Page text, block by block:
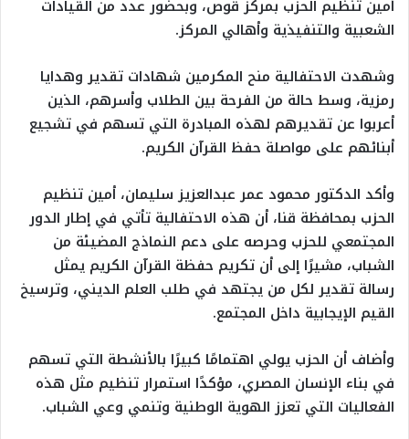
أمين تنظيم الحزب بمركز قوص، وبحضور عدد من القيادات
الشعبية والتنفيذية وأهالي المركز.
وشهدت الاحتفالية منح المكرمين شهادات تقدير وهدايا
رمزية، وسط حالة من الفرحة بين الطلاب وأسرهم، الذين
أعربوا عن تقديرهم لهذه المبادرة التي تسهم في تشجيع
أبنائهم على مواصلة حفظ القرآن الكريم.
وأكد الدكتور محمود عمر عبدالعزيز سليمان، أمين تنظيم
الحزب بمحافظة قنا، أن هذه الاحتفالية تأتي في إطار الدور
المجتمعي للحزب وحرصه على دعم النماذج المضيئة من
الشباب، مشيرًا إلى أن تكريم حفظة القرآن الكريم يمثل
رسالة تقدير لكل من يجتهد في طلب العلم الديني، وترسيخ
القيم الإيجابية داخل المجتمع.
وأضاف أن الحزب يولي اهتمامًا كبيرًا بالأنشطة التي تسهم
في بناء الإنسان المصري، مؤكدًا استمرار تنظيم مثل هذه
الفعاليات التي تعزز الهوية الوطنية وتنمي وعي الشباب.